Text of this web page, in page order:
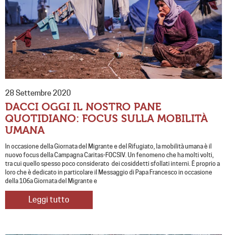
28 Settembre 2020
DACCI OGGI IL NOSTRO PANE
QUOTIDIANO: FOCUS SULLA MOBILITÀ
UMANA
In occasione della Giornata del Migrante e del Rifugiato, la mobilità umana è il
nuovo focus della Campagna Caritas-FOCSIV. Un fenomeno che ha molti volti,
tra cui quello spesso poco considerato dei cosiddetti sfollati interni. È proprio a
loro che è dedicato in particolare il Messaggio di Papa Francesco in occasione
della 106a Giornata del Migrante e
Leggi tutto